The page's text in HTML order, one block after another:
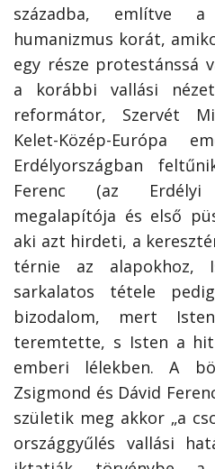
századba, említve
humanizmus korát,
egy része protestánssá
a korábbi vallási
reformátor, Szervét
Kelet-Közép-Európa
Erdélyországban
Ferenc (az Erdélyi
megalapítója és első
aki azt hirdeti, a
térnie az alapokhoz,
sarkalatos tétele
bizodalom, mert
teremtette, s Isten a
emberi lélekben. A
Zsigmond és Dávid
születik meg akkor „a
országgyűlés vallási